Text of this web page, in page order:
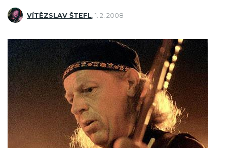
VÍTĚZSLAV ŠTEFL 1. 2. 2008